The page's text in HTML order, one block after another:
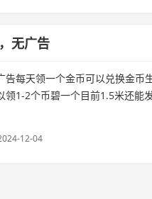
无广告
告每天领一个金币可以兑换金币
领1-2个币碧一个目前1.5米还能
12-04